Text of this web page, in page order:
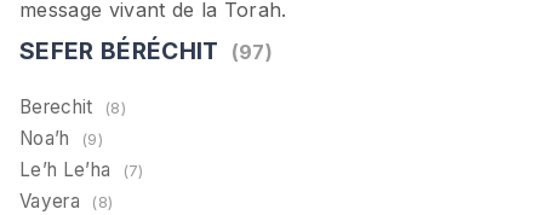
message vivant de la Torah.
SEFER BÉRÉCHIT (97)
Berechit (8)
Noa’h (9)
Le’h Le’ha (7)
Vayera (8)